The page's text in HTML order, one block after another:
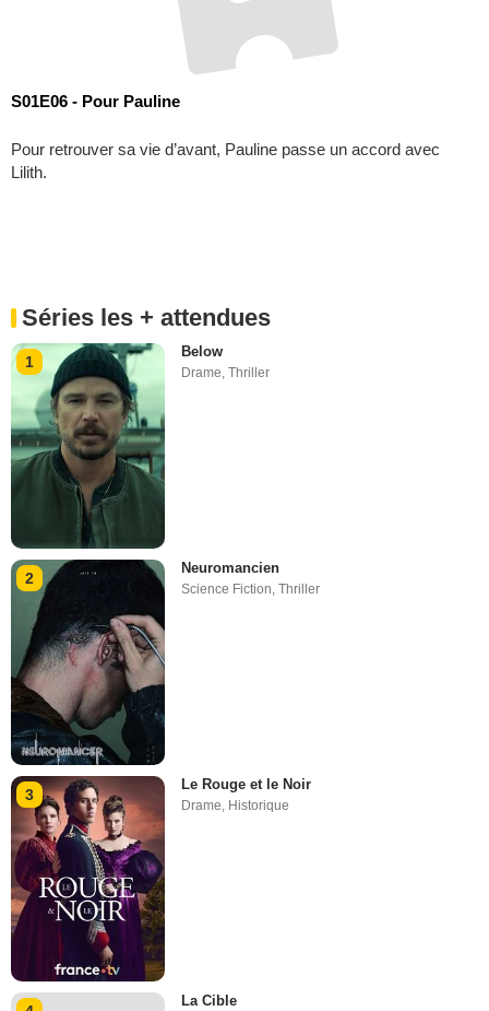
S01E06 - Pour Pauline
Pour retrouver sa vie d’avant, Pauline passe un accord avec
Lilith.
Séries les + attendues
1
Below
Drame ,Thriller
2
Neuromancien
Science Fiction,Thriller
3
Le Rouge et le Noir
Drame, Historique
La Cible